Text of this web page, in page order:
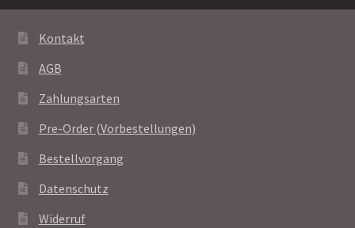
Kontakt
AGB
Zahlungsarten
Pre-Order (Vorbestellungen)
Bestellvorgang
Datenschutz
Widerruf